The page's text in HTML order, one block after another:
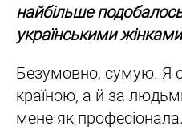
найбільше
українськими
Безумовно, сумую. Я
країною, а й за
мене як